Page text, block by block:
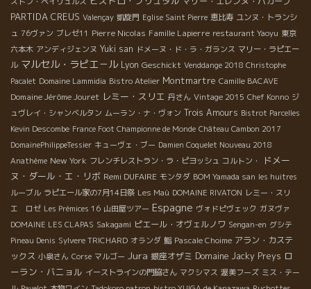
PARTIDA CREUS Valençay 凱旋門 Eglise Saint Pierre 恵比寿 ユンヌ・トランシ
ュ 76ヴァン ブレゼ11 Pierre Nicolas Famille Lapierre restaurant Yaoyu 東京
六本木 アンディジェンヌ Yuki san ドメーヌ・ド・ラ・ガランス マリー・ラピエー
ル マルセル・ラピエ－ル Lyon Geschickt Venddange 2018 Christophe
Pacalet Domaine Lammidia Bistro Atelier Montmartre Camille BACAVE
Domaine Jérôme Jouret レミー・スリエ 丹さん Vintage 2015 Chef Konno ジ
ュヴレイ・シャンベルタン ムーラン・ナ・ヴォン Trois Amours Bistrot Parcelles
Kevin Descombe France Foot Championne de Monde Château Cambon 2017
DomainePhilippeTessier キューヴェ・ブー Damien Coquelet Nouveau 2018
Anathème New York フレンチレストラン・ラ・ピヨッシュ コルトン・
ドメー
ヌ・ダール・エ・リボ Remi DUFAIRE モンタダ BOM Yamada san les huitres
ルーブル ラピエール家の7月14日祭 Les Maù DOMAINE RIVATON レミー・スリ
エ ロゼ Les Prémices 16 山田屋ツアー Espagne ヴォドピヴェック ガヌヴァ
DOMAINE LES CLAPAS Sakagami ピエール・オヴェルノワ Sengan-en グシテ
Pineau Denis Sylvere TRICHARD オランダ 鮨 Pascale Choime アラン・カステ
ックス 小泉さん Corse マルゴー Jura 銀座オザミ Domaine Jacky Preys ロ
ーラン・バニョル イーストラインの門脇さん マクシマス 渥美フーズ ミス・テー